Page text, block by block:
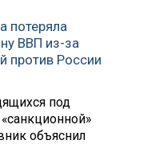
потеряла
ВВП из-за
против России
под
объяснил